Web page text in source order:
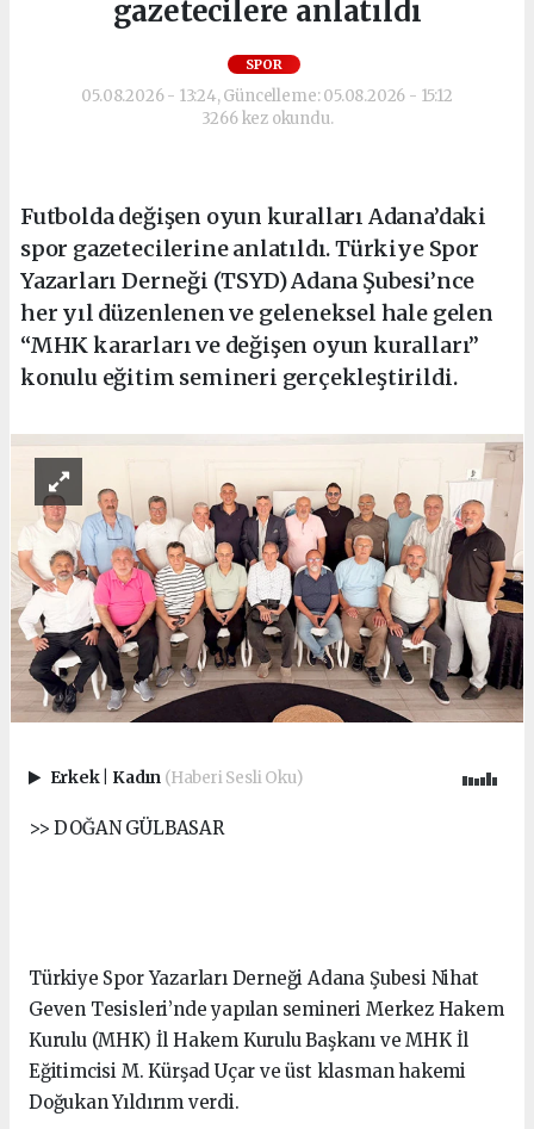
gazetecilere anlatıldı
SPOR
05.08.2026 - 13:24, Güncelleme: 05.08.2026 - 15:12
3266 kez okundu.
Futbolda değişen oyun kuralları Adana’daki
spor gazetecilerine anlatıldı. Türkiye Spor
Yazarları Derneği (TSYD) Adana Şubesi’nce
her yıl düzenlenen ve geleneksel hale gelen
“MHK kararları ve değişen oyun kuralları”
konulu eğitim semineri gerçekleştirildi.
Erkek Kadın (Haberi Sesli Oku)
>> DOĞAN GÜLBASAR
Türkiye Spor Yazarları Derneği Adana Şubesi Nihat
Geven Tesisleri’nde yapılan semineri Merkez Hakem
Kurulu (MHK) İl Hakem Kurulu Başkanı ve MHK İl
Eğitimcisi M. Kürşad Uçar ve üst klasman hakemi
Doğukan Yıldırım verdi.